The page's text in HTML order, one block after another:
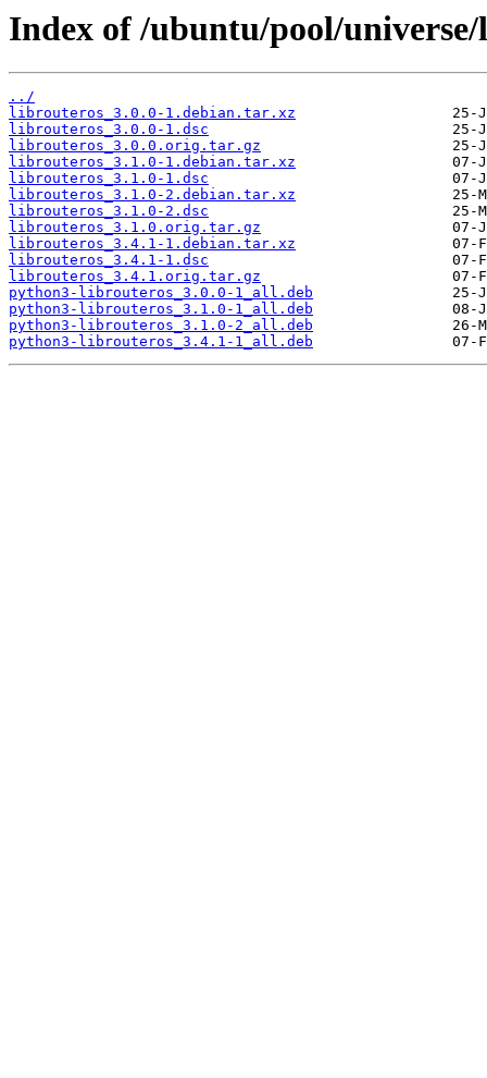
Index of /ubuntu/pool/
../
librouteros_3.0.0-1.debian.tar.xz
librouteros_3.0.0-1.dsc
librouteros_3.0.0.orig.tar.gz
librouteros_3.1.0-1.debian.tar.xz
librouteros_3.1.0-1.dsc
librouteros_3.1.0-2.debian.tar.xz
librouteros_3.1.0-2.dsc
librouteros_3.1.0.orig.tar.gz
librouteros_3.4.1-1.debian.tar.xz
librouteros_3.4.1-1.dsc
librouteros_3.4.1.orig.tar.gz
python3-librouteros_3.0.0-1_all.deb
python3-librouteros_3.1.0-1_all.deb
python3-librouteros_3.1.0-2_all.deb
python3-librouteros_3.4.1-1_all.deb